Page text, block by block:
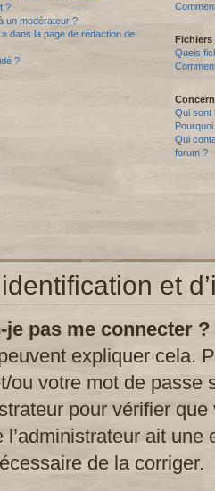
?
un modérateur ?
dans la page de rédaction de
?
Quels
Qui sont
Qui
forum ?
et
pas me connecter ?
expliquer cela.
ou votre mot de passe
pour vérifier
ait
de la corriger.